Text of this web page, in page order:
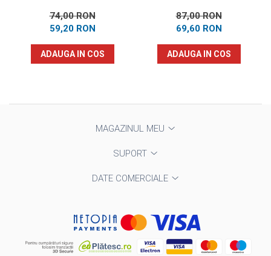
74,00 RON
59,20 RON
ADAUGA IN COS
87,00 RON
69,60 RON
ADAUGA IN COS
MAGAZINUL MEU
SUPORT
DATE COMERCIALE